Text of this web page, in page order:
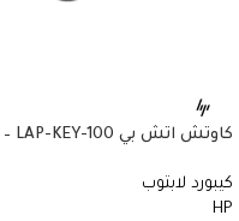
كاوتش اتش بي LAP-KEY-100 –
كيبورد لابتوب
HP